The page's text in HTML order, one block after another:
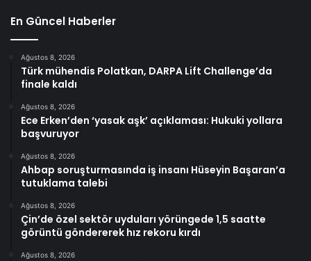
En Güncel Haberler
Ağustos 8, 2026
Türk mühendis Polatkan, DARPA Lift Challenge’da
finale kaldı
Ağustos 8, 2026
Ece Erken’den ‘yasak aşk’ açıklaması: Hukuki yollara
başvuruyor
Ağustos 8, 2026
Ahbap soruşturmasında iş insanı Hüseyin Başaran’a
tutuklama talebi
Ağustos 8, 2026
Çin’de özel sektör uyduları yörüngede 1,5 saatte
görüntü göndererek hız rekoru kırdı
Ağustos 8, 2026